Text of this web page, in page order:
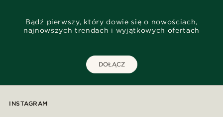
Bądź pierwszy, który dowie się o nowościach,
najnowszych trendach i wyjątkowych ofertach
DOŁĄCZ
INSTAGRAM